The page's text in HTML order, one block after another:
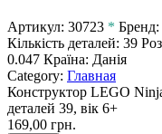
Артикул: 30723 * Бренд:
Кількість деталей: 39
0.047 Країна: Данія
Category: Главная
Конструктор LEGO
деталей 39, вік 6+
169,00 грн.